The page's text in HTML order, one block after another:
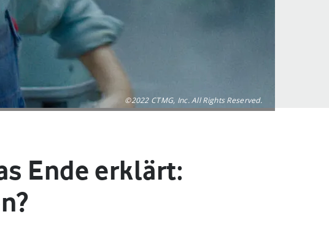
©2022 CTMG, Inc. All Rights Reserved.
Ende erklärt: